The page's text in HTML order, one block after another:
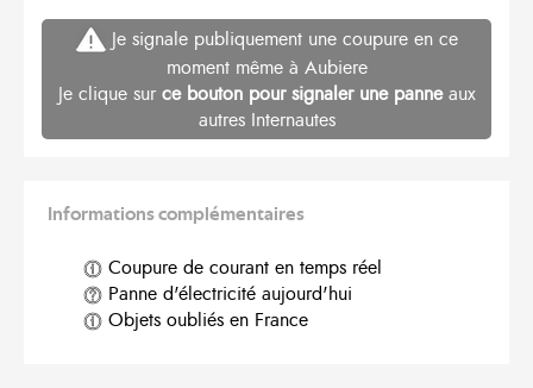
Je signale publiquement une coupure en ce
moment même à Aubiere
Je clique sur ce bouton pour signaler une panneaux
autres Internautes
Informations complémentaires
Coupure de courant en temps réel
Panne d'électricité aujourd'hui
Objets oubliés en France